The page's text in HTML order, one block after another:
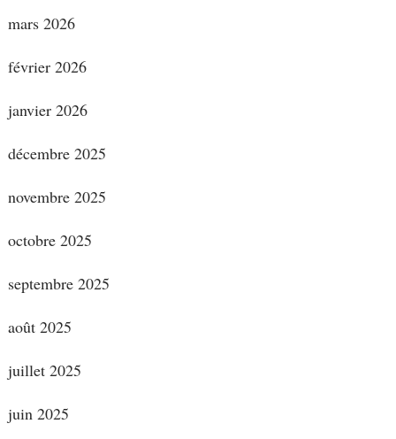
mars 2026
février 2026
janvier 2026
décembre 2025
novembre 2025
octobre 2025
septembre 2025
août 2025
juillet 2025
juin 2025